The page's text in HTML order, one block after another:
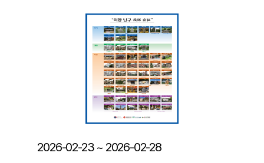
2026-02-23 ~ 2026-02-28